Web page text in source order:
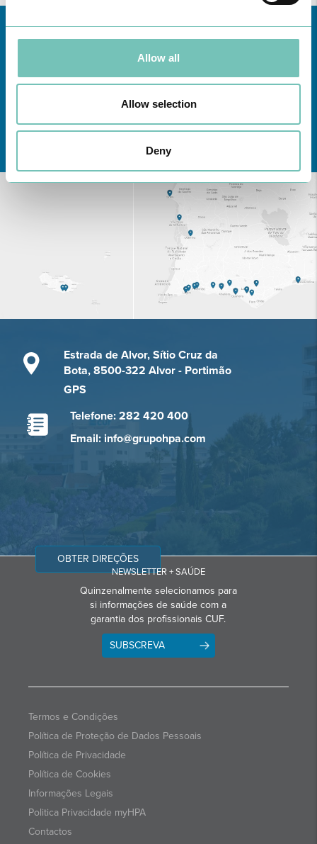
Allow all
Allow selection
Deny
Conheça todas as Unidades de saúde CUFaqui
Estrada de Alvor, Sítio Cruz da
Bota, 8500-322 Alvor - Portimão
GPS
Telefone: 282 420 400
Email: info@grupohpa.com
OBTER DIREÇÕES
NEWSLETTER + SAÚDE
Quinzenalmente selecionamos para
si informações de saúde com a
garantia dos profissionais CUF.
SUBSCREVA
Termos e Condições
Política de Proteção de Dados Pessoais
Política de Privacidade
Política de Cookies
Informações Legais
Politica Privacidade myHPA
Contactos